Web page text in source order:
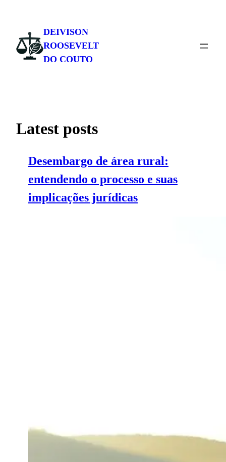
conteúdo
DEIVISON
ROOSEVELT
DO COUTO
Latest posts
Desembargo de área rural:
entendendo o processo e suas
implicações jurídicas